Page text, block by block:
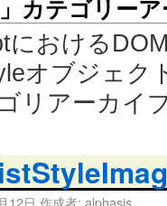
」カテゴリー
における
オブジェク
リアーカイブ
12日 作成者: alphasis